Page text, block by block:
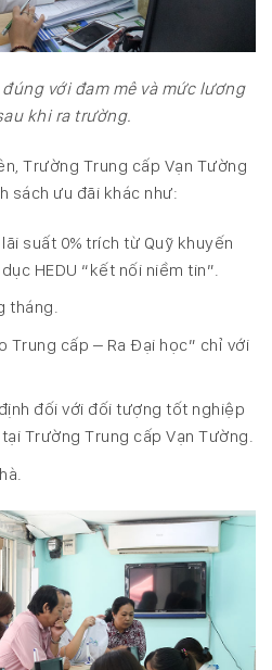
với đam mê và mức lương
khi ra trường.
Trường Trung cấp Vạn Tường
sách ưu đãi khác như:
suất 0% trích từ Quỹ khuyến
HEDU “kết nối niềm tin”.
tháng.
Trung cấp – Ra Đại học” chỉ với
đối với đối tượng tốt nghiệp
Trường Trung cấp Vạn Tường.